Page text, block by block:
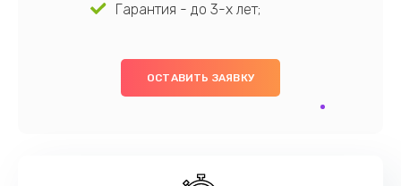
Гарантия - до 3-х лет;
ОСТАВИТЬ ЗАЯВКУ